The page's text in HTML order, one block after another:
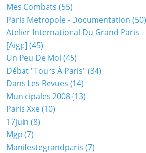
Mes Combats (55)
Paris Metropole - Documentation (50)
Atelier International Du Grand Paris
[aigp] (45)
Un Peu De Moi (45)
Débat "tours À Paris"(34)
Dans Les Revues (14)
Municipales 2008(13)
Paris Xxe(10)
17juin (8)
Mgp (7)
Manifestegrandparis (7)